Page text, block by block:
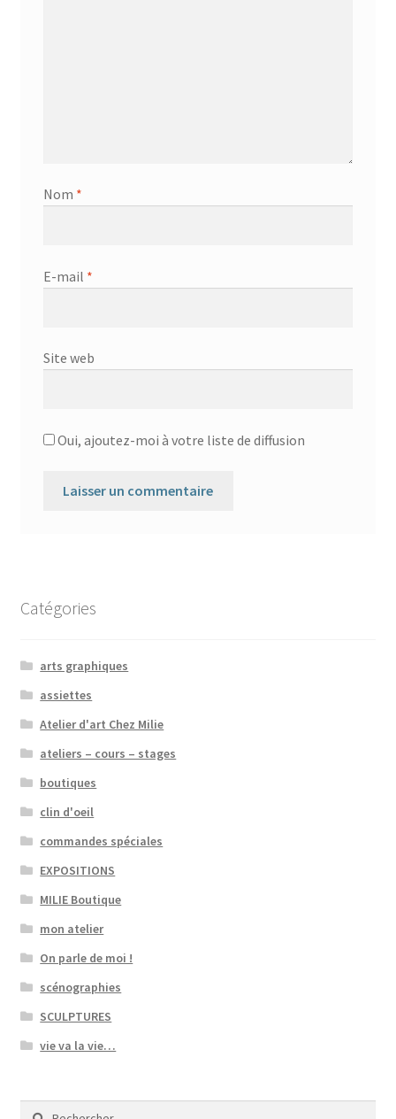
Nom *
E-mail *
Site web
Oui, ajoutez-moi à votre liste de diffusion
Catégories
arts graphiques
assiettes
Atelier d'art Chez Milie
ateliers – cours – stages
boutiques
clin d'oeil
commandes spéciales
EXPOSITIONS
MILIE Boutique
mon atelier
On parle de moi !
scénographies
SCULPTURES
vie va la vie…
Rechercher :